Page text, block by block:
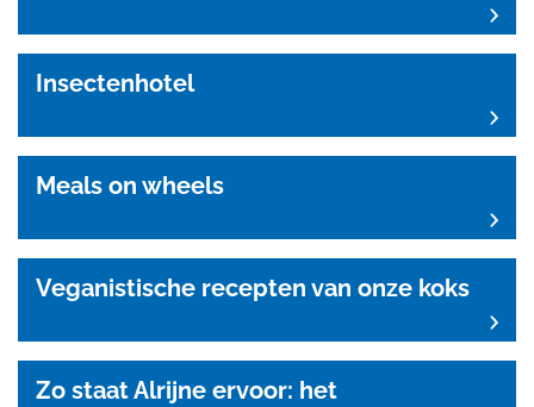
Insectenhotel
Meals on wheels
Veganistische recepten van onze koks
Zo staat Alrijne ervoor: het